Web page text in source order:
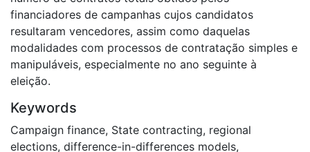
financiadores de campanhas cujos candidatos
resultaram vencedores, assim como daquelas
modalidades com processos de contratação simples e
manipuláveis, especialmente no ano seguinte à
eleição.
Keywords
Campaign finance, State contracting, regional
elections, difference-in-differences models,